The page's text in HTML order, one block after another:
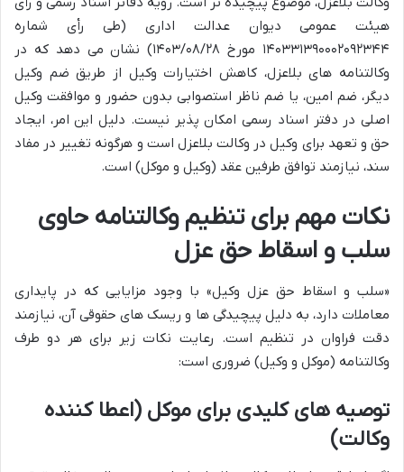
هیئت عمومی دیوان عدالت اداری (طی رأی شماره
۱۴۰۳۳۱۳۹۰۰۰۲۰۹۲۳۴۴ مورخ ۱۴۰۳/۰۸/۲۸) نشان می دهد که در
وکالتنامه های بلاعزل، کاهش اختیارات وکیل از طریق ضم وکیل
دیگر، ضم امین، یا ضم ناظر استصوابی بدون حضور و موافقت وکیل
اصلی در دفتر اسناد رسمی امکان پذیر نیست. دلیل این امر، ایجاد
حق و تعهد برای وکیل در وکالت بلاعزل است و هرگونه تغییر در مفاد
سند، نیازمند توافق طرفین عقد (وکیل و موکل) است.
نکات مهم برای تنظیم وکالتنامه حاوی
سلب و اسقاط حق عزل
«سلب و اسقاط حق عزل وکیل» با وجود مزایایی که در پایداری
معاملات دارد، به دلیل پیچیدگی ها و ریسک های حقوقی آن، نیازمند
دقت فراوان در تنظیم است. رعایت نکات زیر برای هر دو طرف
وکالتنامه (موکل و وکیل) ضروری است:
توصیه های کلیدی برای موکل (اعطا کننده
وکالت)